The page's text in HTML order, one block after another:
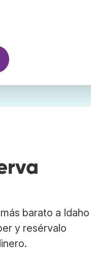
barato a Idaho
y resérvalo